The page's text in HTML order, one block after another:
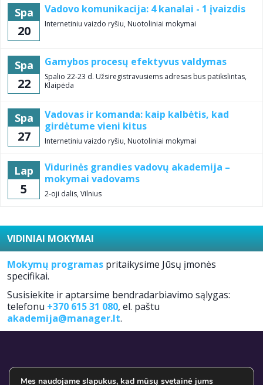
Spa
20
Vadovo komunikacija: 4 kanalai - 1 įvaizdis
Internetiniu vaizdo ryšiu, Nuotoliniai mokymai
Spa
22
Gamybos procesų efektyvus valdymas
Spalio 22-23 d. Užsiregistravusiems adresas bus patikslintas,
Klaipėda
Spa
27
Vadovas ir komanda: kaip kalbėtis, kad
girdėtume vieni kitus
Internetiniu vaizdo ryšiu, Nuotoliniai mokymai
Lap
5
Vidurinės grandies vadovų akademija –
mokymai vadovams
2-oji dalis, Vilnius
VIDINIAI MOKYMAI
Mokymų programas pritaikysime Jūsų įmonės
specifikai.
Susisiekite ir aptarsime bendradarbiavimo sąlygas:
telefonu +370 615 31 080, el. paštu
akademija@manager.lt.
+370 615 31080
Mes naudojame slapukus, kad mūsų svetainė jums